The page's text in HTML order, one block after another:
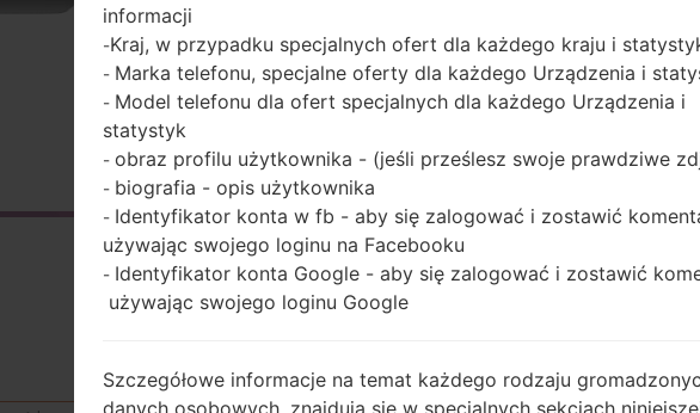
Buy accessories on
Strona startowa Seria →LG V20 LTE-A →LGH918
informacji
-Kraj, w przypadku specjalnych ofert dla każdego kraju i
- Marka telefonu, specjalne oferty dla każdego Urządzenia i
- Model telefonu dla ofert specjalnych dla każdego Urządzenia i
statystyk
- obraz profilu użytkownika - (jeśli prześlesz swoje prawdziwe
- biografia - opis użytkownika
- Identyfikator konta w fb - aby się zalogować i zostawić
używając swojego loginu na Facebooku
- Identyfikator konta Google - aby się zalogować i zostawić
używając swojego loginu Google
Szczegółowe informacje na temat każdego rodzaju
danych osobowych, znajdują się w specjalnych sekcjach